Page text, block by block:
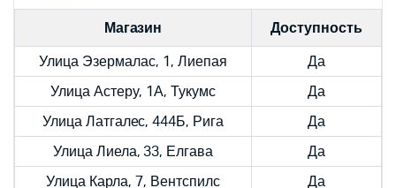
количество
Магазин Доступность
Улица Эзермалас, 1, Лиепая Да
Улица Астеру, 1А, Тукумс Да
Улица Латгалес, 444Б, Рига Да
Улица Лиела, 33, Елгава Да
Улица Карла, 7, Вентспилс Да